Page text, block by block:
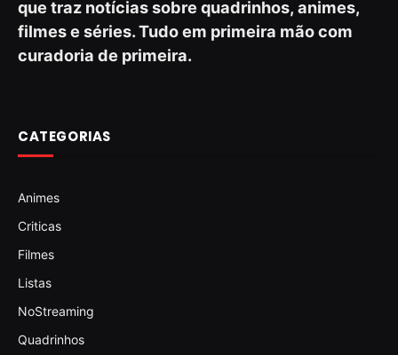
que traz notícias sobre quadrinhos, animes,
filmes e séries. Tudo em primeira mão com
curadoria de primeira.
CATEGORIAS
Animes
Criticas
Filmes
Listas
NoStreaming
Quadrinhos